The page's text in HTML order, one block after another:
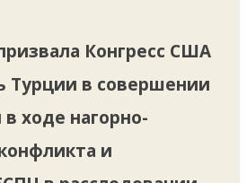
Конгресс США
Турции в совершении
ходе нагорно-
и